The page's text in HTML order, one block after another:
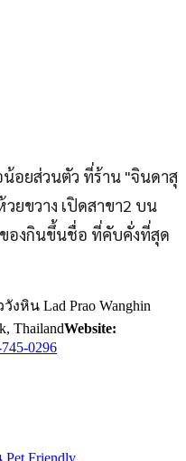
อยส่วนตัว ที่ร้าน "จินดาสุ
ยขวาง เปิดสาขา2 บน
องกินขึ้นชื่อ ที่คับคั่งที่สุด
หิน Lad Prao Wanghin
ThailandWebsite:
0296